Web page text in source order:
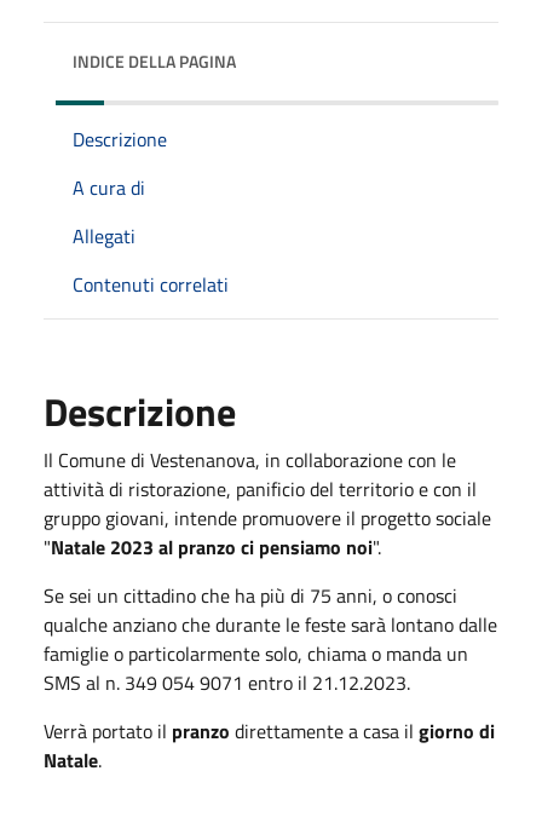
INDICE DELLA PAGINA
Descrizione
A cura di
Allegati
Contenuti correlati
Descrizione
Il Comune di Vestenanova, in collaborazione con le
attività di ristorazione, panificio del territorio e con il
gruppo giovani, intende promuovere il progetto sociale
"Natale 2023 al pranzo ci pensiamo noi".
Se sei un cittadino che ha più di 75 anni, o conosci
qualche anziano che durante le feste sarà lontano dalle
famiglie o particolarmente solo, chiama o manda un
SMS al n. 349 054 9071 entro il 21.12.2023.
Verrà portato il pranzo direttamente a casa il giorno di
Natale.